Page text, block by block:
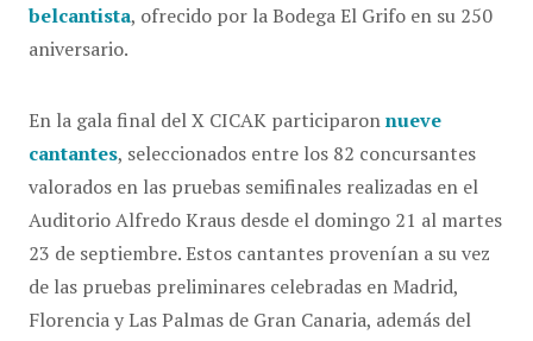
belcantista, ofrecido por la Bodega El Grifo en su 250
aniversario.
En la gala final del X CICAK participaronnueve
cantantes, seleccionados entre los 82 concursantes
valorados en las pruebas semifinales realizadas en el
Auditorio Alfredo Kraus desde el domingo 21 al martes
23 de septiembre. Estos cantantes provenían a su vez
de las pruebas preliminares celebradas en Madrid,
Florencia y Las Palmas de Gran Canaria, además del